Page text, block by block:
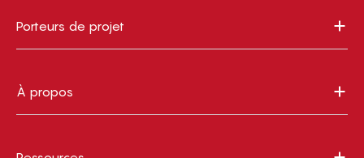
Porteurs de projet
À propos